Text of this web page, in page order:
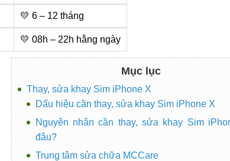
💛 6 – 12 tháng
💛 08h – 22h hằng ngày
Mục lục
Thay, sửa khay Sim iPhone X
Dấu hiệu cần thay, sửa khay Sim iPhone X
Nguyên nhân cần thay, sửa khay Sim
đâu?
Trung tâm sửa chữa MCCare